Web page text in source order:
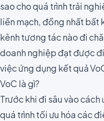
sao cho quá trình trải
liền mạch, đồng nhất bất
kênh tương tác nào đi
doanh nghiệp đạt được
việc ứng dụng kết quả
VoC là gì?
Trước khi đi sâu vào
quá trình tối ưu hóa các